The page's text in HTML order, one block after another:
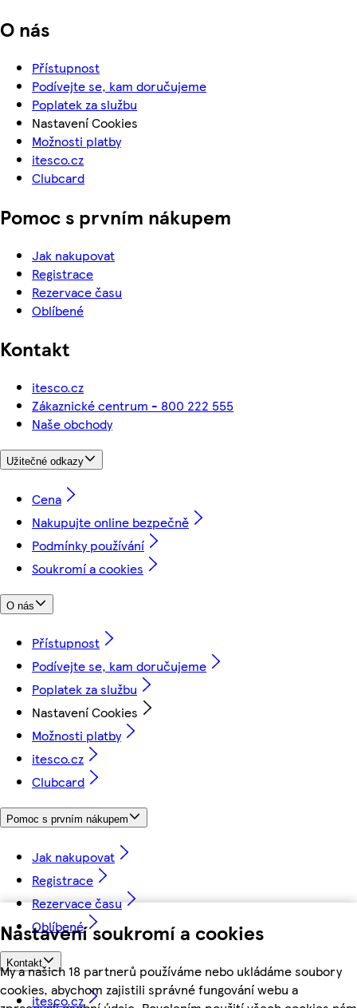
Nastavení soukromí a cookies
My a našich 18 partnerů používáme nebo ukládáme soubory
cookies, abychom zajistili správné fungování webu a
O nás
Přístupnost
Podívejte se, kam doručujeme
Poplatek za službu
Nastavení Cookies
Možnosti platby
itesco.cz
Clubcard
Pomoc s prvním nákupem
Jak nakupovat
Registrace
Rezervace času
Oblíbené
Kontakt
itesco.cz
Zákaznické centrum - 800 222 555
Naše obchody
Užitečné odkazy
Cena
Nakupujte online bezpečně
Podmínky používání
Soukromí a cookies
O nás
Přístupnost
Podívejte se, kam doručujeme
Poplatek za službu
Nastavení Cookies
Možnosti platby
itesco.cz
Clubcard
Pomoc s prvním nákupem
Jak nakupovat
Registrace
Rezervace času
Oblíbené
Kontakt
itesco.cz